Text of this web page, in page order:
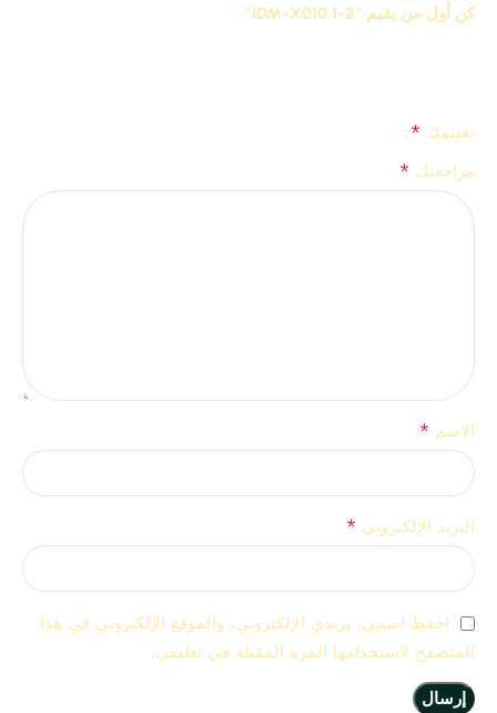
كن أول من يقيم “IDM-X010 1-2”
تقييمك *
مراجعتك *
الاسم *
البريد الإلكتروني *
احفظ اسمي، بريدي الإلكتروني، والموقع الإلكتروني في هذا
المتصفح لاستخدامها المرة المقبلة في تعليقي.